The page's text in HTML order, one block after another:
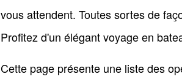
vous attendent. Toutes sortes de
Profitez d'un élégant voyage en
Cette page présente une liste des